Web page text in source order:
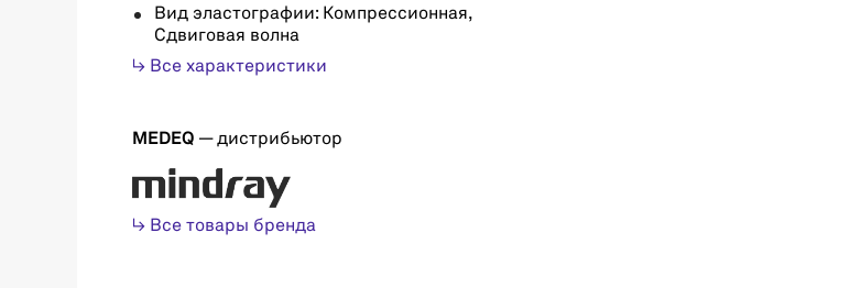
Вид эластографии: Компрессионная,
Сдвиговая волна
↳ Все характеристики
MEDEQ — дистрибьютор
↳ Все товары бренда